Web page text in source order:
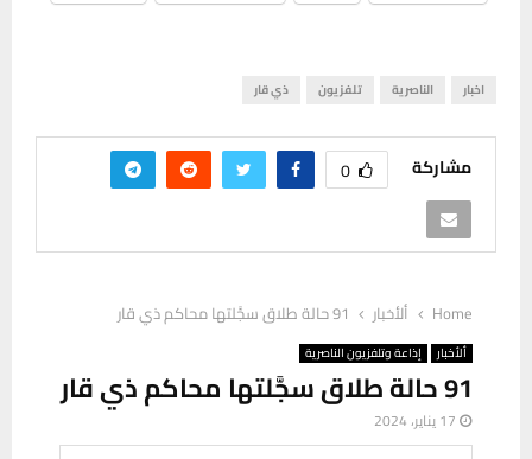
اخبار الناصرية تلفزيون ذي قار
مشاركة 0
Home ألأخبار 91 حالة طلاق سجَّلتها محاكم ذي قار
ألأخبار إذاعة وتلفزيون الناصرية
91 حالة طلاق سجَّلتها محاكم ذي قار
17 يناير، 2024